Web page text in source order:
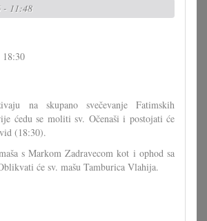
- 11:48
18:30
na skupano svečevanje Fatimskih
ćedu se moliti sv. Očenaši i postojati će
(18:30).
s Markom Zadravecom kot i ophod sa
će sv. mašu Tamburica Vlahija.